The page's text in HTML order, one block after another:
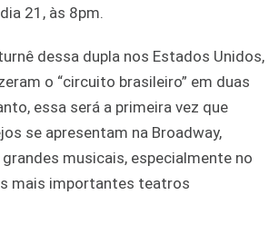
21, às 8pm.
dessa dupla nos Estados Unidos,
o “circuito brasileiro” em duas
essa será a primeira vez que
se apresentam na Broadway,
musicais, especialmente no
mais importantes teatros